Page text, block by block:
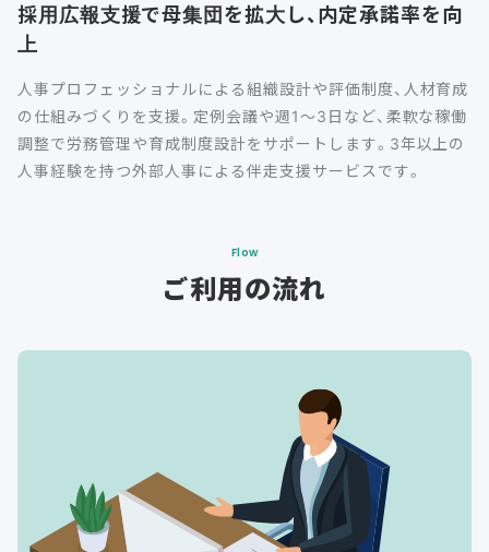
採用広報支援で母集団を拡大し、内定承諾率を向
上
人事プロフェッショナルによる組織設計や評価制度、人材育成
の仕組みづくりを支援。定例会議や週1～3日など、柔軟な稼働
調整で労務管理や育成制度設計をサポートします。3年以上の
人事経験を持つ外部人事による伴走支援サービスです。
Flow
ご利用の流れ